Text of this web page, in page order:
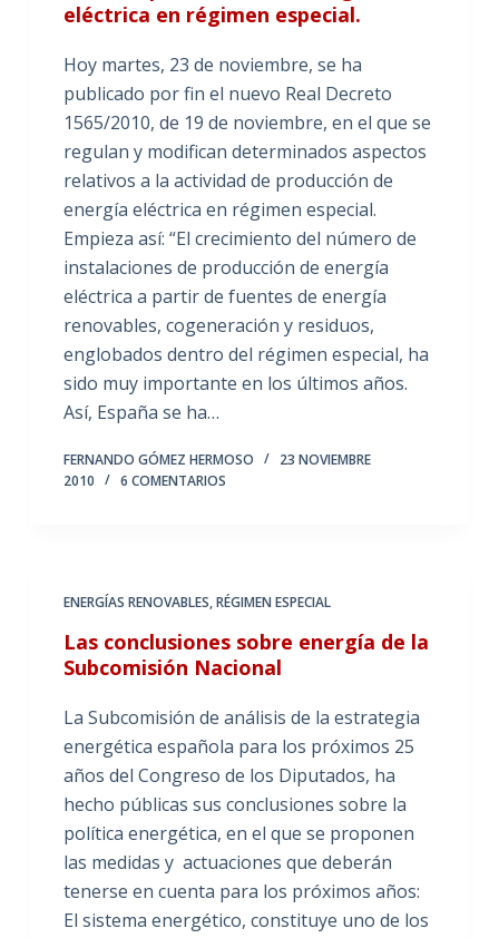
eléctrica en régimen especial.
Hoy martes, 23 de noviembre, se ha
publicado por fin el nuevo Real Decreto
1565/2010, de 19 de noviembre, en el que se
regulan y modifican determinados aspectos
relativos a la actividad de producción de
energía eléctrica en régimen especial.
Empieza así: “El crecimiento del número de
instalaciones de producción de energía
eléctrica a partir de fuentes de energía
renovables, cogeneración y residuos,
englobados dentro del régimen especial, ha
sido muy importante en los últimos años.
Así, España se ha…
FERNANDO GÓMEZ HERMOSO
23 NOVIEMBRE
2010
6 COMENTARIOS
ENERGÍAS RENOVABLES,RÉGIMEN ESPECIAL
Las conclusiones sobre energía de la
Subcomisión Nacional
La Subcomisión de análisis de la estrategia
energética española para los próximos 25
años del Congreso de los Diputados, ha
hecho públicas sus conclusiones sobre la
política energética, en el que se proponen
las medidas y actuaciones que deberán
tenerse en cuenta para los próximos años:
El sistema energético, constituye uno de los